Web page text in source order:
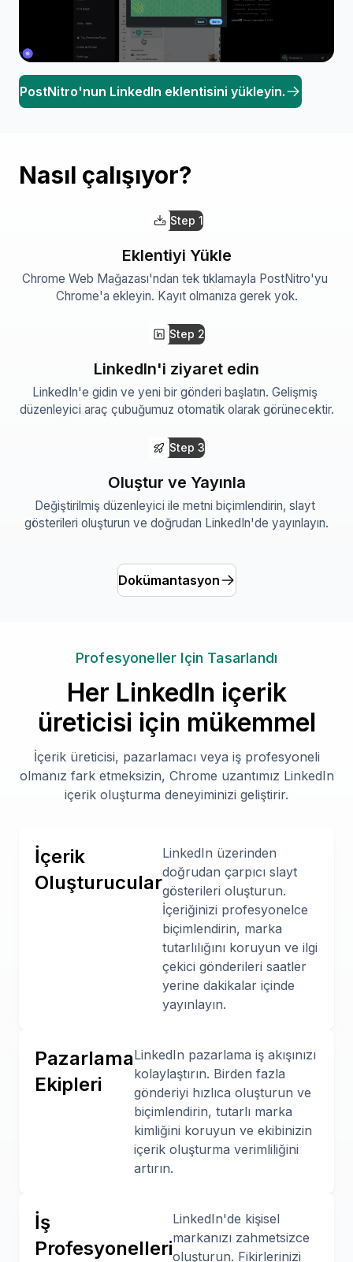
PostNitro'nun LinkedIn eklentisini yükleyin.
Nasıl çalışıyor?
Step 1
Eklentiyi Yükle
Chrome Web Mağazası'ndan tek tıklamayla PostNitro'yu
Chrome'a ekleyin. Kayıt olmanıza gerek yok.
Step 2
LinkedIn'i ziyaret edin
LinkedIn'e gidin ve yeni bir gönderi başlatın. Gelişmiş
düzenleyici araç çubuğumuz otomatik olarak görünecektir.
Step 3
Oluştur ve Yayınla
Değiştirilmiş düzenleyici ile metni biçimlendirin, slayt
gösterileri oluşturun ve doğrudan LinkedIn'de yayınlayın.
Dokümantasyon
Profesyoneller Için Tasarlandı
Her LinkedIn içerik
üreticisi için mükemmel
İçerik üreticisi, pazarlamacı veya iş profesyoneli
olmanız fark etmeksizin, Chrome uzantımız LinkedIn
içerik oluşturma deneyiminizi geliştirir.
İçerik
Oluşturucular
LinkedIn üzerinden
doğrudan çarpıcı slayt
gösterileri oluşturun.
İçeriğinizi profesyonelce
biçimlendirin, marka
tutarlılığını koruyun ve ilgi
çekici gönderileri saatler
yerine dakikalar içinde
yayınlayın.
Pazarlama
Ekipleri
LinkedIn pazarlama iş akışınızı
kolaylaştırın. Birden fazla
gönderiyi hızlıca oluşturun ve
biçimlendirin, tutarlı marka
kimliğini koruyun ve ekibinizin
içerik oluşturma verimliliğini
artırın.
İş
Profesyonelleri
LinkedIn'de kişisel
markanızı zahmetsizce
oluşturun. Fikirlerinizi